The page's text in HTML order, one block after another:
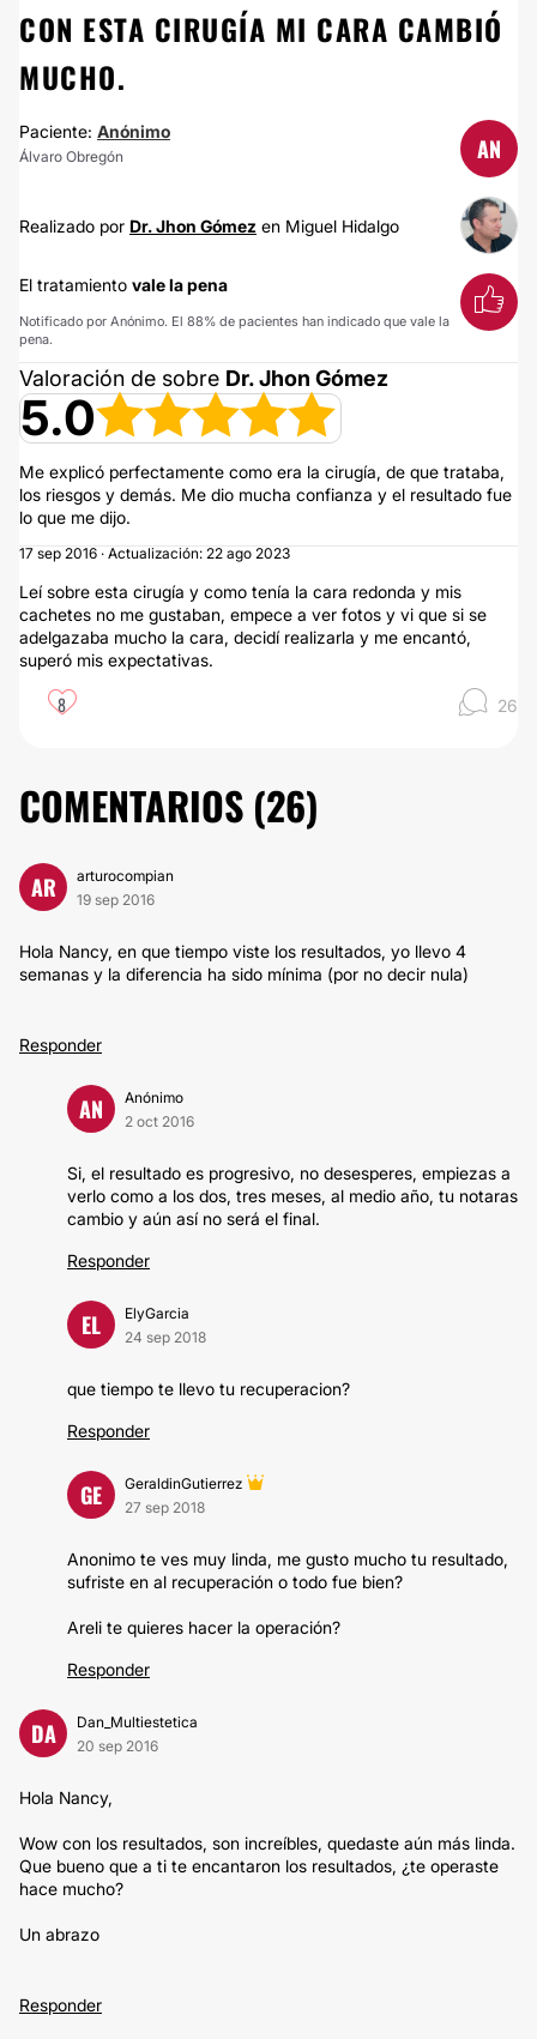
CON ESTA CIRUGÍA MI CARA CAMBIÓ
MUCHO.
Paciente: Anónimo
Álvaro Obregón AN
Realizado por Dr. Jhon Gómez en Miguel Hidalgo
El tratamiento vale la pena
Notificado por Anónimo. El 88% de pacientes han indicado que vale la
pena.
Valoración de sobre Dr. Jhon Gómez
5.0
Me explicó perfectamente como era la cirugía, de que trataba,
los riesgos y demás. Me dio mucha confianza y el resultado fue
lo que me dijo.
17 sep 2016 · Actualización: 22 ago 2023
Leí sobre esta cirugía y como tenía la cara redonda y mis
cachetes no me gustaban, empece a ver fotos y vi que si se
adelgazaba mucho la cara, decidí realizarla y me encantó,
superó mis expectativas.
8 26
COMENTARIOS (26)
AR
arturocompian
19 sep 2016
Hola Nancy, en que tiempo viste los resultados, yo llevo 4
semanas y la diferencia ha sido mínima (por no decir nula)
Responder
AN
Anónimo
2 oct 2016
Si, el resultado es progresivo, no desesperes, empiezas a
verlo como a los dos, tres meses, al medio año, tu notaras
cambio y aún así no será el final.
Responder
EL
ElyGarcia
24 sep 2018
que tiempo te llevo tu recuperacion?
Responder
GE
GeraldinGutierrez
27 sep 2018
Anonimo te ves muy linda, me gusto mucho tu resultado,
sufriste en al recuperación o todo fue bien?
Areli te quieres hacer la operación?
Responder
DA
Dan_Multiestetica
20 sep 2016
Hola Nancy,
Wow con los resultados, son increíbles, quedaste aún más linda.
Que bueno que a ti te encantaron los resultados, ¿te operaste
hace mucho?
Un abrazo
Responder